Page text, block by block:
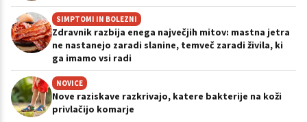
SIMPTOMI IN BOLEZNI
Zdravnik razbija enega največjih mitov: mastna jetra
ne nastanejo zaradi slanine, temveč zaradi živila, ki
ga imamo vsi radi
NOVICE
Nove raziskave razkrivajo, katere bakterije na koži
privlačijo komarje